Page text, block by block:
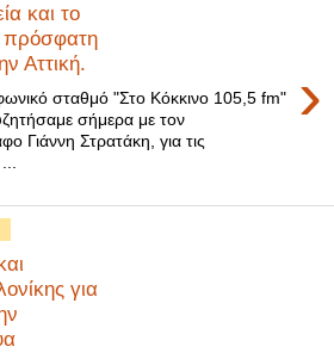
και το
πρόσφατη
Αττική.
›
σταθμό "Στο Κόκκινο 105,5 fm"
σήμερα με τον
Γιάννη Στρατάκη, για τις
για